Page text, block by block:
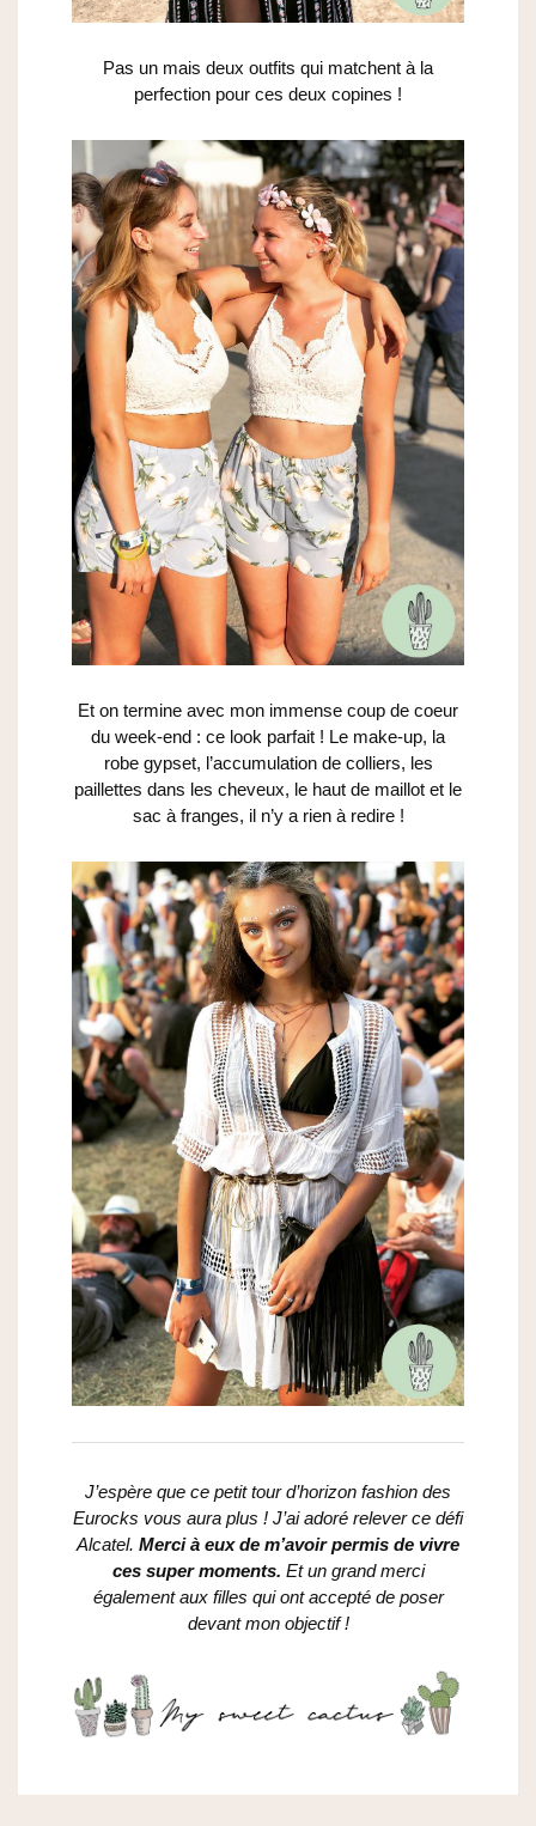
Pas un mais deux outfits qui matchent à la
perfection pour ces deux copines !
Et on termine avec mon immense coup de coeur
du week-end : ce look parfait ! Le make-up, la
robe gypset, l’accumulation de colliers, les
paillettes dans les cheveux, le haut de maillot et le
sac à franges, il n’y a rien à redire !
J’espère que ce petit tour d’horizon fashion des
Eurocks vous aura plus ! J’ai adoré relever ce défi
Alcatel. Merci à eux de m’avoir permis de vivre
ces super moments. Et un grand merci
également aux filles qui ont accepté de poser
devant mon objectif !